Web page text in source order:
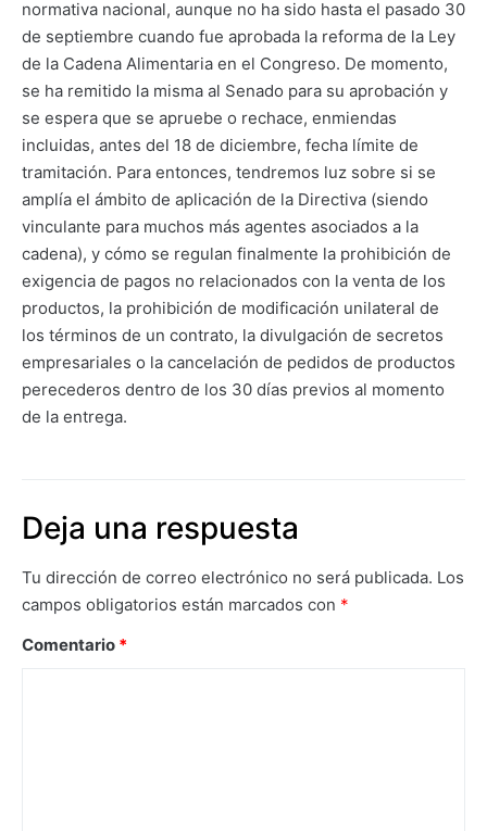
normativa nacional, aunque no ha sido hasta el pasado 30
de septiembre cuando fue aprobada la reforma de la Ley
de la Cadena Alimentaria en el Congreso. De momento,
se ha remitido la misma al Senado para su aprobación y
se espera que se apruebe o rechace, enmiendas
incluidas, antes del 18 de diciembre, fecha límite de
tramitación. Para entonces, tendremos luz sobre si se
amplía el ámbito de aplicación de la Directiva (siendo
vinculante para muchos más agentes asociados a la
cadena), y cómo se regulan finalmente la prohibición de
exigencia de pagos no relacionados con la venta de los
productos, la prohibición de modificación unilateral de
los términos de un contrato, la divulgación de secretos
empresariales o la cancelación de pedidos de productos
perecederos dentro de los 30 días previos al momento
de la entrega.
Deja una respuesta
Tu dirección de correo electrónico no será publicada. Los
campos obligatorios están marcados con *
Comentario *